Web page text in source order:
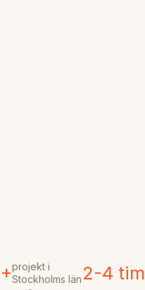
projekt i
Stockholms län 2-4